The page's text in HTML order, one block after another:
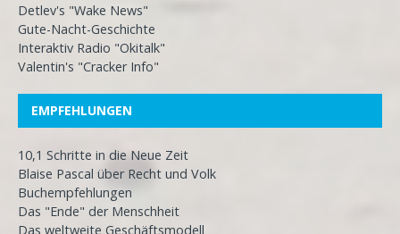
Detlev's "Wake News"
Gute-Nacht-Geschichte
Interaktiv Radio "Okitalk"
Valentin's "Cracker Info"
EMPFEHLUNGEN
10,1 Schritte in die Neue Zeit
Blaise Pascal über Recht und Volk
Buchempfehlungen
Das "Ende" der Menschheit
Das weltweite Geschäftsmodell